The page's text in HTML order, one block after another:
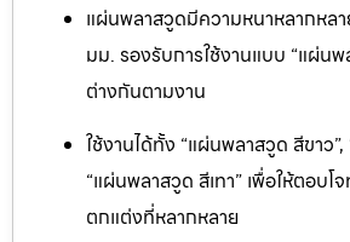
แผ่นพลาสวูดมีความหนาหลากหล
มม. รองรับการใช้งานแบบ “แผ่น
ต่างกันตามงาน
ใช้งานได้ทั้ง “แผ่นพลาสวูด สีขาว
“แผ่นพลาสวูด สีเทา” เพื่อให้ตอบ
ตกแต่งที่หลากหลาย